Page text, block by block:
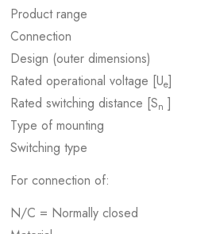
Product range
Connection
Design (outer dimensions)
Rated operational voltage [Ue]
Rated switching distance [Sn ]
Type of mounting
Switching type
For connection of:
N/C = Normally closed